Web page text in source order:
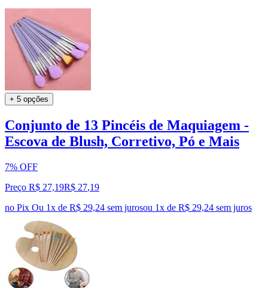
+ 5 opções
Conjunto de 13 Pincéis de Maquiagem -
Escova de Blush, Corretivo, Pó e Mais
7% OFF
Preço R$ 27,19R$ 27,19
no Pix Ou 1x de R$ 29,24 sem jurosou 1x de R$ 29,24 sem juros